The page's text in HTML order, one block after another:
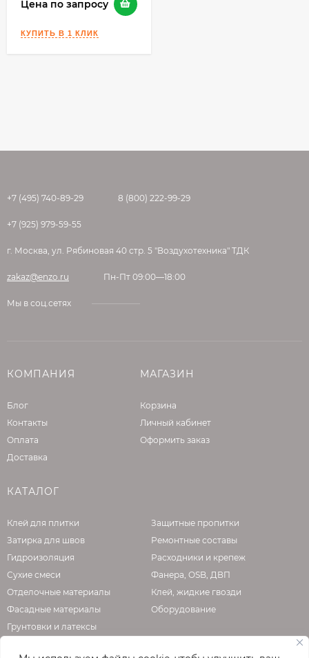
Цена по запросу
+7 (495) 740-89-29 8 (800) 222-99-29
+7 (925) 979-59-55
г. Москва, ул. Рябиновая 40 стр. 5 "Воздухотехника" ТДК
zakaz@enzo.ru Пн-Пт 09:00—18:00
Мы в соц.сетях
КОМПАНИЯ
Блог
Контакты
Оплата
Доставка
МАГАЗИН
Корзина
Личный кабинет
Оформить заказ
КАТАЛОГ
Клей для плитки
Затирка для швов
Гидроизоляция
Сухие смеси
Отделочные материалы
Фасадные материалы
Грунтовки и латексы
Защитные пропитки
Ремонтные составы
Расходники и крепеж
Фанера, OSB, ДВП
Клей, жидкие гвозди
Оборудование